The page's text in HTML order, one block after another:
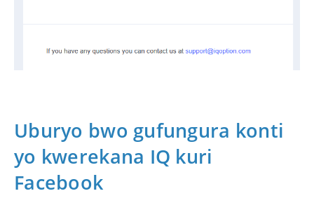
Uburyo bwo gufungura konti
yo kwerekana IQ kuri
Facebook